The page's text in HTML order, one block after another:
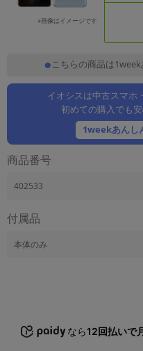
※画像はイメージです
こちらの商品は
イオシスは中古スマホ
初めての購入でも
1weekあんし
商品番号
402533
付属品
本体のみ
なら12回払いで
人気の検索ワード：Let's note
シリーズ
商品シリーズ名・ブランド名の絞り込み。
「iPhone」「Xperia」「Galaxy」など
「Apple」「SONY」「SHARP」など
機能・特徴
ドライブの絞り込み
CPU